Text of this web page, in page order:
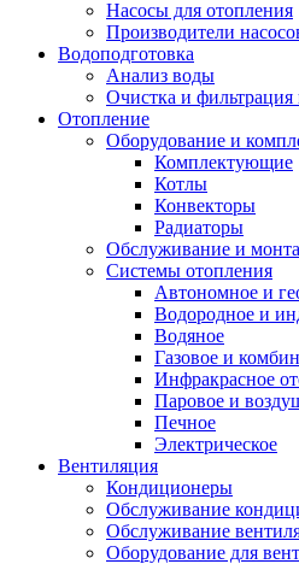
Насосы для отопления
Производители
Водоподготовка
Анализ воды
Очистка и
Отопление
Оборудование и
Комплектующие
Котлы
Конвекторы
Радиаторы
Обслуживание и
Системы отопления
Автономное и
Водородное и
Водяное
Газовое и
Инфракрасное
Паровое и
Печное
Электрическое
Вентиляция
Кондиционеры
Обслуживание
Обслуживание
Оборудование для